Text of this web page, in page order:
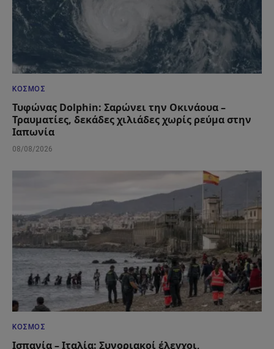
ΚΌΣΜΟΣ
Τυφώνας Dolphin: Σαρώνει την Οκινάουα –
Τραυματίες, δεκάδες χιλιάδες χωρίς ρεύμα στην
Ιαπωνία
08/08/2026
ΚΌΣΜΟΣ
Ισπανία – Ιταλία: Συνοριακοί έλεγχοι,